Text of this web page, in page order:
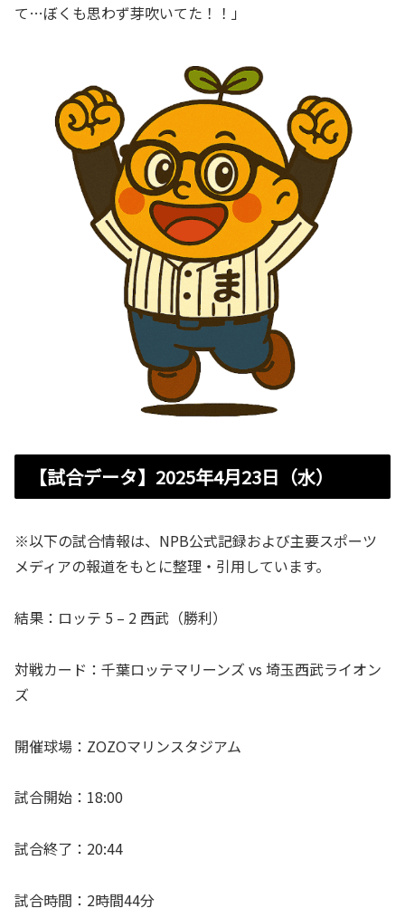
て…ぼくも思わず芽吹いてた！！」
【試合データ】2025年4月23日（水）
※以下の試合情報は、NPB公式記録および主要スポーツ
メディアの報道をもとに整理・引用しています。
結果：ロッテ 5 – 2 西武（勝利）
対戦カード：千葉ロッテマリーンズ vs 埼玉西武ライオン
ズ
開催球場：ZOZOマリンスタジアム
試合開始：18:00
試合終了：20:44
試合時間：2時間44分